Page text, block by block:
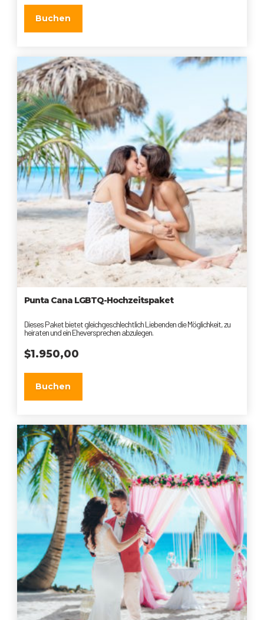
Buchen
Punta Cana LGBTQ-Hochzeitspaket
Dieses Paket bietet gleichgeschlechtlich Liebenden die Möglichkeit, zu
heiraten und ein Eheversprechen abzulegen.
$1.950,00
Buchen